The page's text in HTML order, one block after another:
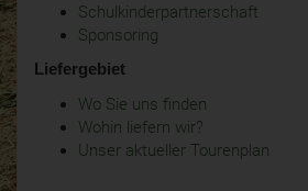
Schulkinderpartnerschaft
Sponsoring
Liefergebiet
Wo Sie uns finden
Wohin liefern wir?
Unser aktueller Tourenplan